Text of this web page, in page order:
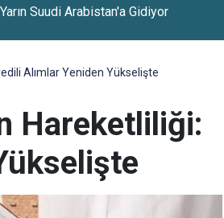
Ve İşçi Alımı Başladı
Alımlar Yeniden Yükselişte
Hareketliliği: